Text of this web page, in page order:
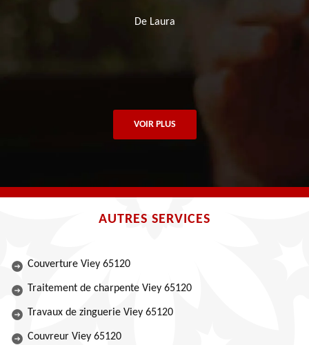
De Laura
VOIR PLUS
AUTRES SERVICES
Couverture Viey 65120
Traitement de charpente Viey 65120
Travaux de zinguerie Viey 65120
Couvreur Viey 65120